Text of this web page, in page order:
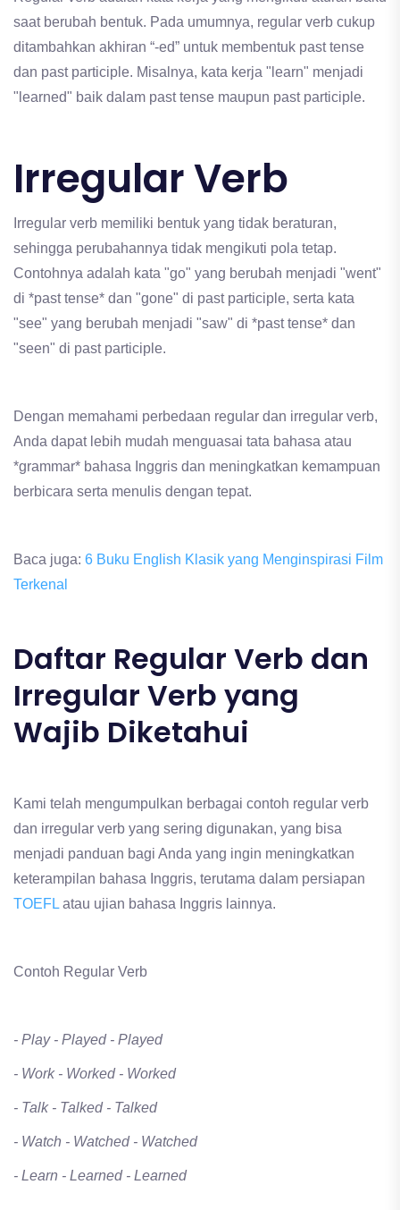
saat berubah bentuk. Pada umumnya, regular verb cukup
ditambahkan akhiran “-ed” untuk membentuk past tense
dan past participle. Misalnya, kata kerja "learn" menjadi
"learned" baik dalam past tense maupun past participle.
Irregular Verb
Irregular verb memiliki bentuk yang tidak beraturan,
sehingga perubahannya tidak mengikuti pola tetap.
Contohnya adalah kata "go" yang berubah menjadi "went"
di *past tense* dan "gone" di past participle, serta kata
"see" yang berubah menjadi "saw" di *past tense* dan
"seen" di past participle.
Dengan memahami perbedaan regular dan irregular verb,
Anda dapat lebih mudah menguasai tata bahasa atau
*grammar* bahasa Inggris dan meningkatkan kemampuan
berbicara serta menulis dengan tepat.
Baca juga: 6 Buku English Klasik yang Menginspirasi Film
Terkenal
Daftar Regular Verb dan
Irregular Verb yang
Wajib Diketahui
Kami telah mengumpulkan berbagai contoh regular verb
dan irregular verb yang sering digunakan, yang bisa
menjadi panduan bagi Anda yang ingin meningkatkan
keterampilan bahasa Inggris, terutama dalam persiapan
TOEFL atau ujian bahasa Inggris lainnya.
Contoh Regular Verb
- Play - Played - Played
- Work - Worked - Worked
- Talk - Talked - Talked
- Watch - Watched - Watched
- Learn - Learned - Learned